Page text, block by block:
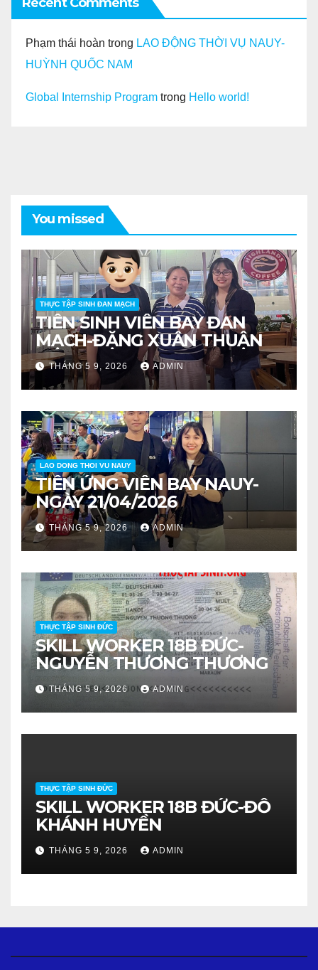
Phạm thái hoàn trong LAO ĐỘNG THỜI VỤ NAUY-
HUỲNH QUỐC NAM
Global Internship Program trong Hello world!
You missed
THỰC TẬP SINH ĐAN MẠCH
TIỄN SINH VIÊN BAY ĐAN
MẠCH-ĐẶNG XUÂN THUẬN
THÁNG 5 9, 2026 ADMIN
LAO DONG THOI VU NAUY
TIỄN ỨNG VIÊN BAY NAUY-
NGÀY 21/04/2026
THÁNG 5 9, 2026 ADMIN
THỰC TẬP SINH ĐỨC
SKILL WORKER 18B ĐỨC-
NGUYỄN THƯƠNG THƯƠNG
THÁNG 5 9, 2026 ADMIN
THỰC TẬP SINH ĐỨC
SKILL WORKER 18B ĐỨC-ĐỖ
KHÁNH HUYỀN
THÁNG 5 9, 2026 ADMIN